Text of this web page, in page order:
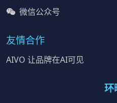
微信公众号
友情合作
AIVO 让品牌在AI可见
环